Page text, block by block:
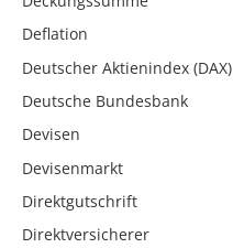
Deflation
Deutscher Aktienindex (DAX)
Deutsche Bundesbank
Devisen
Devisenmarkt
Direktgutschrift
Direktversicherer